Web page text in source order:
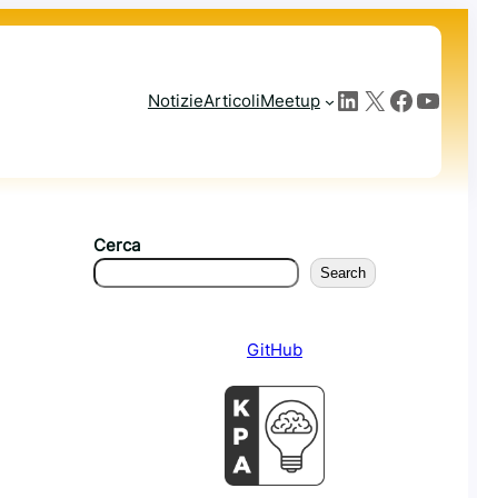
NotizieArticoliMeetup LinkedIn X Facebook YouTube
Cerca
Search
GitHub